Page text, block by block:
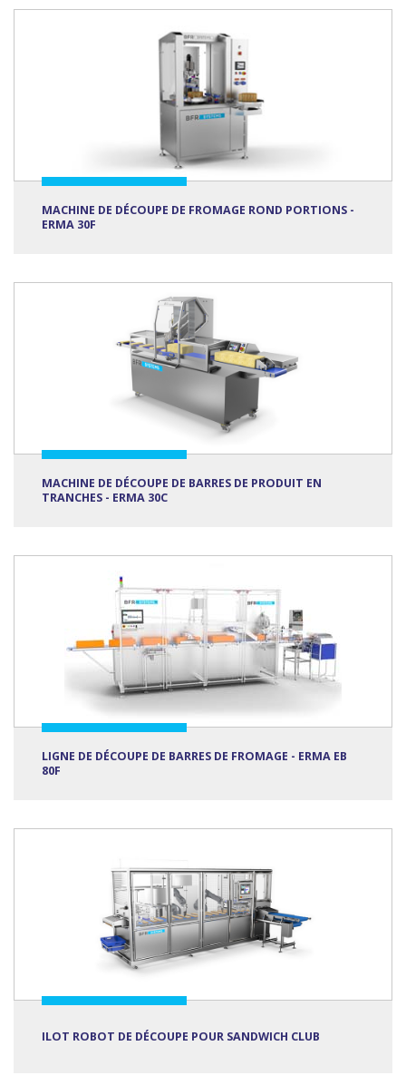
MACHINE DE DÉCOUPE DE FROMAGE ROND PORTIONS -
ERMA 30F
MACHINE DE DÉCOUPE DE BARRES DE PRODUIT EN
TRANCHES - ERMA 30C
LIGNE DE DÉCOUPE DE BARRES DE FROMAGE - ERMA EB
80F
ILOT ROBOT DE DÉCOUPE POUR SANDWICH CLUB